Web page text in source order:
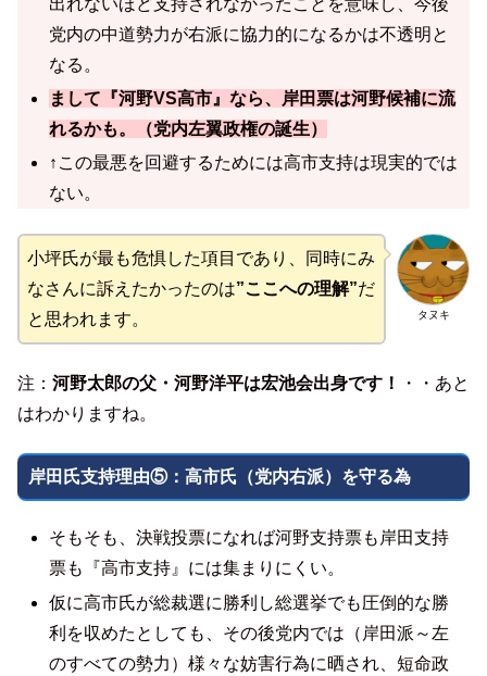
党内の中道勢力が右派に協力的になるかは不透明と
なる。
まして『河野VS高市』なら、岸田票は河野候補に流
れるかも。（党内左翼政権の誕生）
↑この最悪を回避するためには高市支持は現実的では
ない。
タヌキ
小坪氏が最も危惧した項目であり、同時にみ
なさんに訴えたかったのは”ここへの理解”だ
と思われます。
注： 河野太郎の父・河野洋平は宏池会出身です！
・・あと
はわかりますね。
岸田氏支持理由⑤：高市氏（党内右派）を守る為
そもそも、決戦投票になれば河野支持票も岸田支持
票も『高市支持』には集まりにくい。
仮に高市氏が総裁選に勝利し総選挙でも圧倒的な勝
利を収めたとしても、その後党内では（岸田派～左
のすべての勢力）様々な妨害行為に晒され、短命政